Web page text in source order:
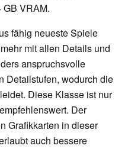
GB VRAM.
fähig neueste Spiele
mit allen Details und
anspruchsvolle
Detailstufen, wodurch die
Diese Klasse ist nur
Der
Grafikkarten in dieser
auch bessere